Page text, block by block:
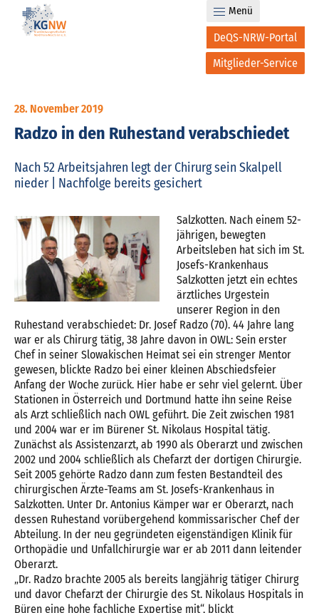
DeQS-NRW-Portal
Mitglieder-Service
Menü
28. November 2019
Radzo in den Ruhestand verabschiedet
Nach 52 Arbeitsjahren legt der Chirurg sein Skalpell
nieder | Nachfolge bereits gesichert
Salzkotten. Nach einem 52-
jährigen, bewegten
Arbeitsleben hat sich im St.
Josefs-Krankenhaus
Salzkotten jetzt ein echtes
ärztliches Urgestein
unserer Region in den
Ruhestand verabschiedet: Dr. Josef Radzo (70). 44 Jahre lang
war er als Chirurg tätig, 38 Jahre davon in OWL: Sein erster
Chef in seiner Slowakischen Heimat sei ein strenger Mentor
gewesen, blickte Radzo bei einer kleinen Abschiedsfeier
Anfang der Woche zurück. Hier habe er sehr viel gelernt. Über
Stationen in Österreich und Dortmund hatte ihn seine Reise
als Arzt schließlich nach OWL geführt. Die Zeit zwischen 1981
und 2004 war er im Bürener St. Nikolaus Hospital tätig.
Zunächst als Assistenzarzt, ab 1990 als Oberarzt und zwischen
2002 und 2004 schließlich als Chefarzt der dortigen Chirurgie.
Seit 2005 gehörte Radzo dann zum festen Bestandteil des
chirurgischen Ärzte-Teams am St. Josefs-Krankenhaus in
Salzkotten. Unter Dr. Antonius Kämper war er Oberarzt, nach
dessen Ruhestand vorübergehend kommissarischer Chef der
Abteilung. In der neu gegründeten eigenständigen Klinik für
Orthopädie und Unfallchirurgie war er ab 2011 dann leitender
Oberarzt.
„Dr. Radzo brachte 2005 als bereits langjährig tätiger Chirurg
und davor Chefarzt der Chirurgie des St. Nikolaus Hospitals in
Büren eine hohe fachliche Expertise mit“, blickt